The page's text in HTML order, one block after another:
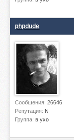
phpdude
Сообщения: 26646
Репутация: N
Группа: в ухо